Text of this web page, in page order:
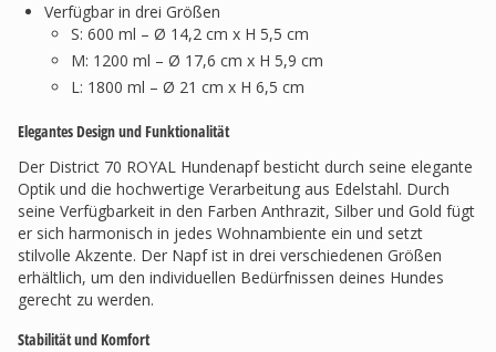
Verfügbar in drei Größen
S: 600 ml – Ø 14,2 cm x H 5,5 cm
M: 1200 ml – Ø 17,6 cm x H 5,9 cm
L: 1800 ml – Ø 21 cm x H 6,5 cm
Elegantes Design und Funktionalität
Der District 70 ROYAL Hundenapf besticht durch seine elegante
Optik und die hochwertige Verarbeitung aus Edelstahl. Durch
seine Verfügbarkeit in den Farben Anthrazit, Silber und Gold fügt
er sich harmonisch in jedes Wohnambiente ein und setzt
stilvolle Akzente. Der Napf ist in drei verschiedenen Größen
erhältlich, um den individuellen Bedürfnissen deines Hundes
gerecht zu werden.
Stabilität und Komfort